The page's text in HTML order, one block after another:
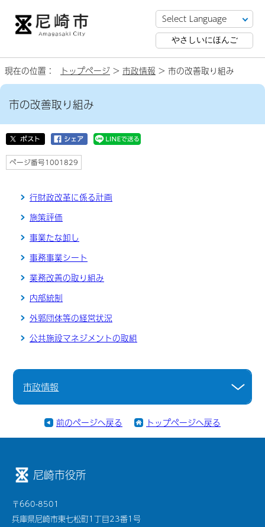
やさしいにほんご
現在の位置： トップページ > 市政情報 > 市の改善取り組み
市の改善取り組み
ページ番号1001829
行財政改革に係る計画
施策評価
事業たな卸し
事務事業シート
業務改善の取り組み
内部統制
外郭団体等の経営状況
公共施設マネジメントの取組
市政情報
前のページへ戻る トップページへ戻る
尼崎市役所
〒660-8501
兵庫県尼崎市東七松町1丁目23番1号